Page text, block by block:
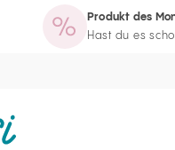
Produkt des
Hast du es
Programm für
Startseite